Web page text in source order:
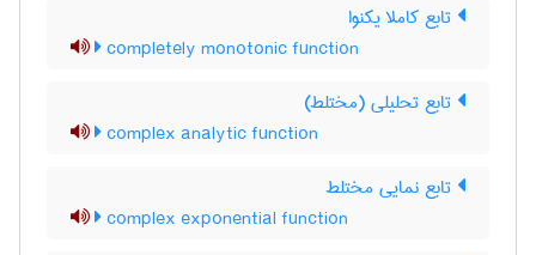
تابع کاملا یکنوا
completely monotonic function
تابع تحلیلی (مختلط)
complex analytic function
تابع نمایی مختلط
complex exponential function